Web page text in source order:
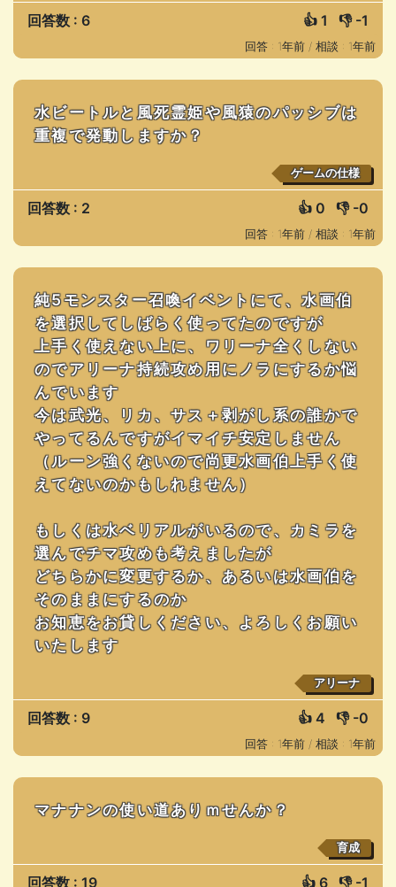
回答数 : 6 👍 1 👎 -1
回答 : 1年前 / 相談 : 1年前
水ビートルと風死霊姫や風猿のパッシブは
重複で発動しますか？
ゲームの仕様
回答数 : 2 👍 0 👎 -0
回答 : 1年前 / 相談 : 1年前
純5モンスター召喚イベントにて、水画伯
を選択してしばらく使ってたのですが
上手く使えない上に、ワリーナ全くしない
のでアリーナ持続攻め用にノラにするか悩
んでいます
今は武光、リカ、サス＋剥がし系の誰かで
やってるんですがイマイチ安定しません
（ルーン強くないので尚更水画伯上手く使
えてないのかもしれません）
もしくは水ベリアルがいるので、カミラを
選んでチマ攻めも考えましたが
どちらかに変更するか、あるいは水画伯を
そのままにするのか
お知恵をお貸しください、よろしくお願い
いたします
アリーナ
回答数 : 9 👍 4 👎 -0
回答 : 1年前 / 相談 : 1年前
マナナンの使い道ありｍせんか？
育成
回答数 : 19 👍 6 👎 -1